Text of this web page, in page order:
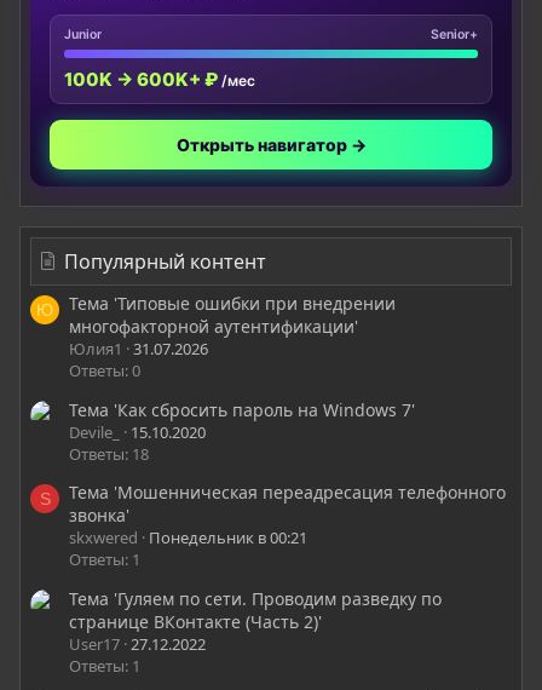
Junior Senior+
100K → 600K+ ₽ /мес
Открыть навигатор →
Популярный контент
Ю
Тема 'Типовые ошибки при внедрении
многофакторной аутентификации'
Юлия1
31.07.2026
Ответы: 0
Тема 'Как сбросить пароль на Windows 7'
Devile_
15.10.2020
Ответы: 18
S
Тема 'Мошенническая переадресация телефонного
звонка'
skxwered
Понедельник в 00:21
Ответы: 1
Тема 'Гуляем по сети. Проводим разведку по
странице ВКонтакте (Часть 2)'
User17 27.12.2022
Ответы: 1